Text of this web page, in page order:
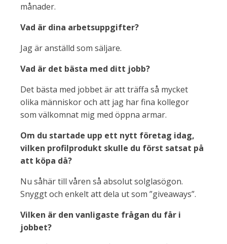
månader.
Vad är dina arbetsuppgifter?
Jag är anställd som säljare.
Vad är det bästa med ditt jobb?
Det bästa med jobbet är att träffa så mycket
olika människor och att jag har fina kollegor
som välkomnat mig med öppna armar.
Om du startade upp ett nytt företag idag,
vilken profilprodukt skulle du först satsat på
att köpa då?
Nu såhär till våren så absolut solglasögon.
Snyggt och enkelt att dela ut som ”giveaways”.
Vilken är den vanligaste frågan du får i
jobbet?